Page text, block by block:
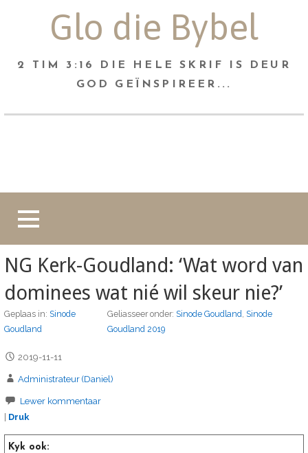
Glo die Bybel
2 TIM 3:16 DIE HELE SKRIF IS DEUR
GOD GEÏNSPIREER...
na:
NG Kerk-Goudland: ‘Wat word van
dominees wat nié wil skeur nie?’
Geplaas in: Sinode
Goudland
Geliasseer onder: Sinode Goudland Sinode
Goudland 2019
2019-11-11
Administrateur (Daniel)
Lewer kommentaar
| Druk
Kyk ook: